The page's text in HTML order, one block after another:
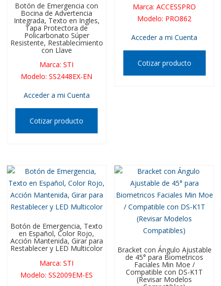
Botón de Emergencia con
Bocina de Advertencia
Integrada, Texto en Ingles,
Tapa Protectora de
Policarbonato Súper
Resistente, Restablecimiento
con Llave
Marca:STI
Modelo:SS2448EX-EN
Acceder a mi Cuenta
Cotizar producto
Marca:ACCESSPRO
Modelo: PRO862
Acceder a mi Cuenta
Cotizar producto
Botón de Emergencia, Texto
en Español, Color Rojo,
Acción Mantenida, Girar para
Restablecer y LED Multicolor
Marca:STI
Modelo:SS2009EM-ES
Bracket con Ángulo Ajustable
de 45° para Biometricos
Faciales Min Moe /
Compatible con DS-K1T
(Revisar Modelos